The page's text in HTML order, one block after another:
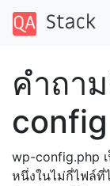
คำถา
config
wp-config.php
หนึ่งในไม่กี่ไฟล์ที่